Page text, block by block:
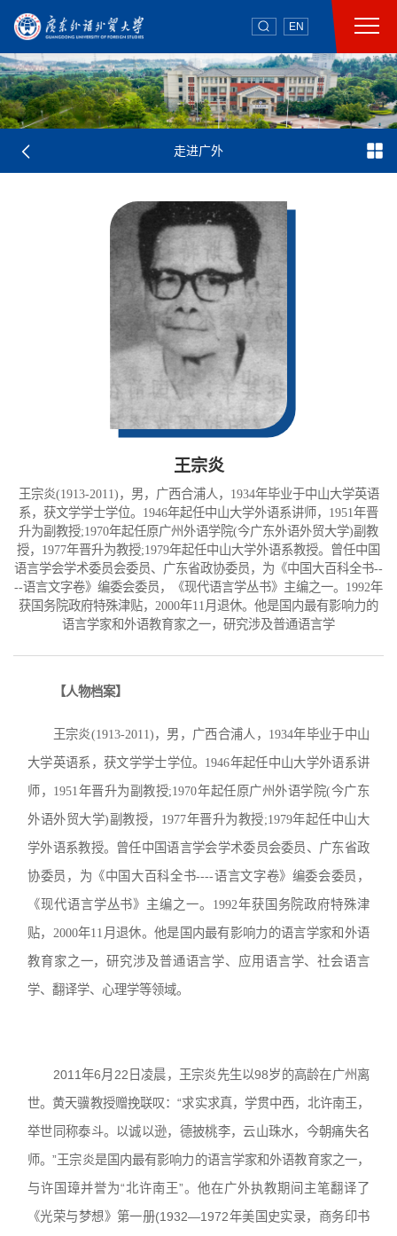
EN
走进广外
王宗炎
王宗炎(1913-2011)，男，广西合浦人，1934年毕业于中山大学英语
系，获文学学士学位。1946年起任中山大学外语系讲师，1951年晋
升为副教授;1970年起任原广州外语学院(今广东外语外贸大学)副教
授，1977年晋升为教授;1979年起任中山大学外语系教授。曾任中国
语言学会学术委员会委员、广东省政协委员，为《中国大百科全书--
--语言文字卷》编委会委员，《现代语言学丛书》主编之一。1992年
获国务院政府特殊津贴，2000年11月退休。他是国内最有影响力的
语言学家和外语教育家之一，研究涉及普通语言学
【人物档案】
王宗炎(1913-2011)，男，广西合浦人，1934年毕业于中山
大学英语系，获文学学士学位。1946年起任中山大学外语系讲
师，1951年晋升为副教授;1970年起任原广州外语学院(今广东
外语外贸大学)副教授，1977年晋升为教授;1979年起任中山大
学外语系教授。曾任中国语言学会学术委员会委员、广东省政
协委员，为《中国大百科全书----语言文字卷》编委会委员，
《现代语言学丛书》主编之一。1992年获国务院政府特殊津
贴，2000年11月退休。他是国内最有影响力的语言学家和外语
教育家之一，研究涉及普通语言学、应用语言学、社会语言
学、翻译学、心理学等领域。
2011年6月22日凌晨，王宗炎先生以98岁的高龄在广州离
世。黄天骥教授赠挽联叹：“求实求真，学贯中西，北许南王，
举世同称泰斗。以诚以逊，德披桃李，云山珠水，今朝痛失名
师。”王宗炎是国内最有影响力的语言学家和外语教育家之一，
与许国璋并誉为“北许南王”。他在广外执教期间主笔翻译了
《光荣与梦想》第一册(1932—1972年美国史实录，商务印书